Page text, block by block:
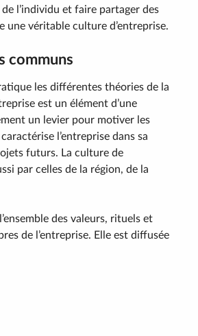
l’individu et faire partager des
une véritable culture d’entreprise.
communs
les différentes théories de la
est un élément d’une
un levier pour motiver les
l’entreprise dans sa
futurs. La culture de
par celles de la région, de la
des valeurs, rituels et
de l’entreprise. Elle est diffusée